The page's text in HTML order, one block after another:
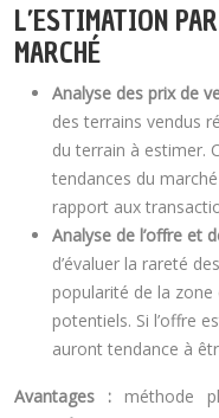
L’ESTIMATION
MARCHÉ
Analyse des prix de
des terrains vendus
du terrain à estimer.
tendances du
rapport aux
Analyse de l’offre et
d’évaluer la rareté
popularité de la
potentiels. Si l’offre
auront tendance à
Avantages : méthode